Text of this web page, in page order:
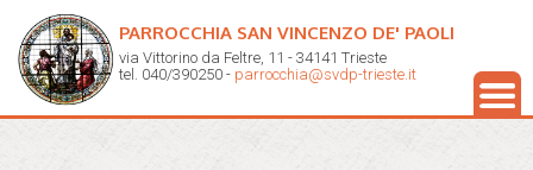
PARROCCHIA SAN VINCENZO DE' PAOLI
via Vittorino da Feltre, 11 - 34141 Trieste
tel. 040/390250 - parrocchia@svdp-trieste.it